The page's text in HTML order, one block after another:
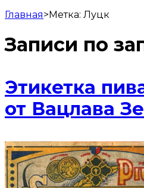
Главная>Метка: Луцк
Записи по
Этикетка
от Вацлава